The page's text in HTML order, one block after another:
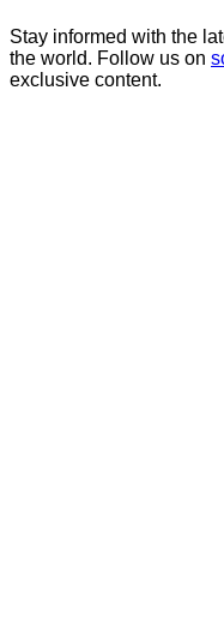
Stay informed with the
the world. Follow us on
exclusive content.